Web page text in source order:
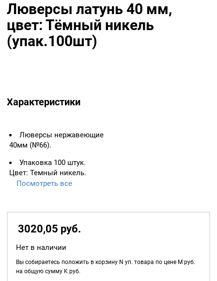
Люверсы латунь 40 мм,
цвет: Тёмный никель
(упак.100шт)
Характеристики
Люверсы нержавеющие
40мм (№66).
Упаковка 100 штук.
Цвет: Темный никель.
ПО ВНУТРЕННЕМУ
люверсов— укрепление
краёв отверстий, в которые
продеваются верёвки,
Посмотреть все
3020,05 руб.
Нет в наличии
Вы собираетесь положить в корзину N уп. товара по цене Mруб.
на общую сумму K руб.